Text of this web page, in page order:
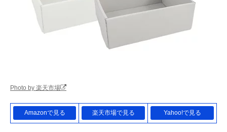
Photo by 楽天市場
Amazonで見る 楽天市場で見る Yahoo!で見る